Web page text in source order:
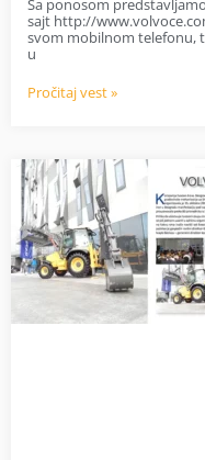
Sa ponosom
sajt http://
svom mobilnom telefonu,
u
Pročitaj vest »